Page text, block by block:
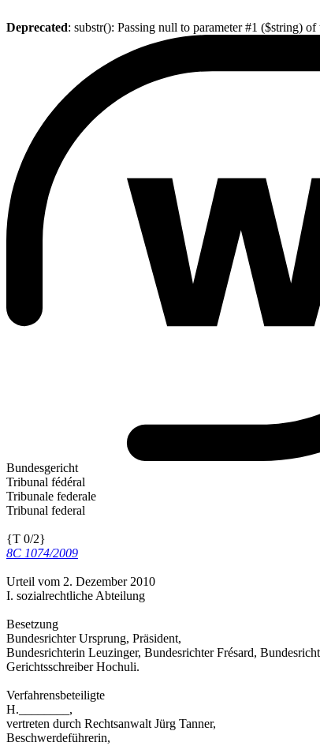
Deprecated: substr(): Passing null to parameter #1 ($string)
Bundesgericht
Tribunal fédéral
Tribunale federale
Tribunal federal
{T 0/2}
8C 1074/2009
Urteil vom 2. Dezember 2010
I. sozialrechtliche Abteilung
Besetzung
Bundesrichter Ursprung, Präsident,
Bundesrichterin Leuzinger, Bundesrichter Frésard,
Gerichtsschreiber Hochuli.
Verfahrensbeteiligte
H.________,
vertreten durch Rechtsanwalt Jürg Tanner,
Beschwerdeführerin,